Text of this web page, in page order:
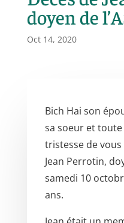
doyen de
Oct 14, 2020
Bich Hai son
sa soeur et
tristesse de
Jean Perrotin,
samedi 10
ans.